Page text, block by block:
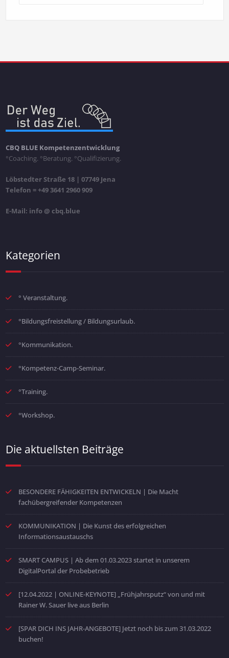
CBQ BLUE Kompetenzentwicklung
°Coaching. °Beratung. °Qualifizierung.
Löbstedter Straße 18 | 07749 Jena
Telefon = +49 3641 2960 909
E-Mail: info @ cbq.blue
Kategorien
° Veranstaltung.
°Bildungsfreistellung / Bildungsurlaub.
°Kommunikation.
°Kompetenz-Camp-Seminar.
°Training.
°Workshop.
Die aktuellsten Beiträge
BESONDERE FÄHIGKEITEN ENTWICKELN | Die Macht
fachübergreifender Kompetenzen
KOMMUNIKATION | Die Kunst des erfolgreichen
Informationsaustauschs
SMART CAMPUS | Ab dem 01.03.2023 startet in unserem
DigitalPortal der Probebetrieb
[12.04.2022 | ONLINE-KEYNOTE] „Frühjahrsputz“ von und mit
Rainer W. Sauer live aus Berlin
[SPAR DICH INS JAHR-ANGEBOTE] Jetzt noch bis zum 31.03.2022
buchen!